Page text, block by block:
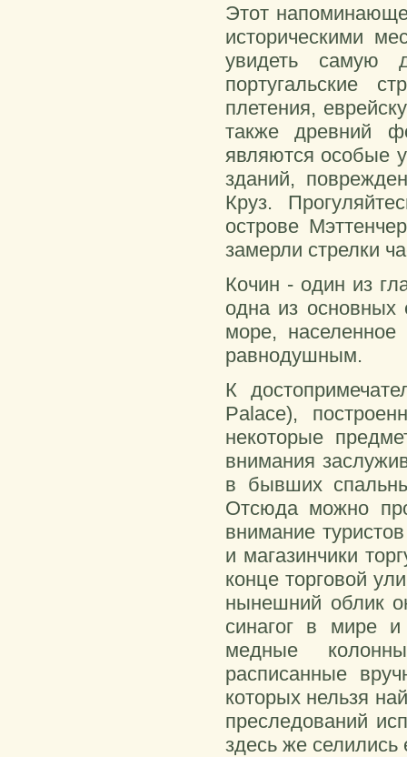
Этот
историческими
увидеть самую
португальские
плетения,
также древний
являются особые
зданий,
Круз.
острове
замерли стрелки
Кочин - один из
одна из основных
море,
равнодушным.
К
Palace),
некоторые
внимания
в бывших
Отсюда можно
внимание
и магазинчики
конце торговой
нынешний облик
синагог в мире и
медные
расписанные
которых нельзя
преследований
здесь же